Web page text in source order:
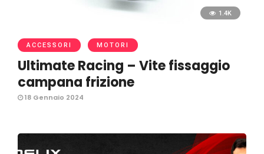
1.4K
ACCESSORI MOTORI
Ultimate Racing – Vite fissaggio
campana frizione
18 Gennaio 2024